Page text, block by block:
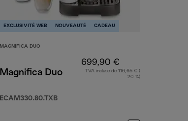
EXCLUSIVITÉ WEB NOUVEAUTÉ CADEAU
MAGNIFICA DUO
Magnifica Duo
ECAM330.80.TXB
699,90 €
TVA incluse de 116,65 € (
20 %)